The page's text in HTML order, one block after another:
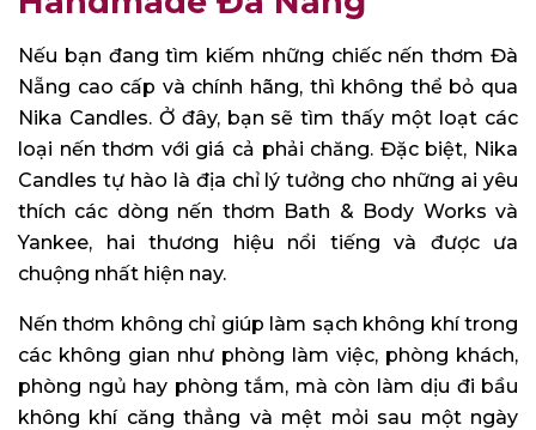
Nếu bạn đang tìm kiếm những chiếc nến thơm Đà
Nẵng cao cấp và chính hãng, thì không thể bỏ qua
Nika Candles. Ở đây, bạn sẽ tìm thấy một loạt các
loại nến thơm với giá cả phải chăng. Đặc biệt, Nika
Candles tự hào là địa chỉ lý tưởng cho những ai yêu
thích các dòng nến thơm Bath & Body Works và
Yankee, hai thương hiệu nổi tiếng và được ưa
chuộng nhất hiện nay.
Nến thơm không chỉ giúp làm sạch không khí trong
các không gian như phòng làm việc, phòng khách,
phòng ngủ hay phòng tắm, mà còn làm dịu đi bầu
không khí căng thẳng và mệt mỏi sau một ngày